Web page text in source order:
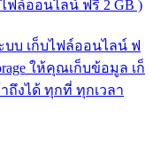
ฟล์ออนไลน์ ฟรี 2 GB )
บบ เก็บไฟล์ออนไลน์ ฟ
ให้คุณเก็บข้อมูล เก็
ถึงได้ ทุกที่ ทุกเวลา